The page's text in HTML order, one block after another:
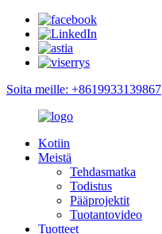
Soita meille: +8619933139867
Kotiin
Meistä
Tehdasmatka
Todistus
Pääprojektit
Tuotantovideo
Tuotteet